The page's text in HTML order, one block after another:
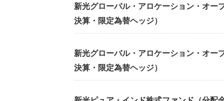
新光グローバル・アロケーション・オー
決算・限定為替ヘッジ）
新光グローバル・アロケーション・オー
決算・限定為替ヘッジ）